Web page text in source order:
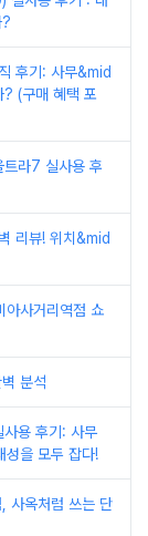
후기: 사무&mid
(구매 혜택 포
라7 실사용 후
리뷰! 위치&mid
아사거리역점 쇼
분석
용 후기: 사무
성을 모두 잡다!
사옥처럼 쓰는 단